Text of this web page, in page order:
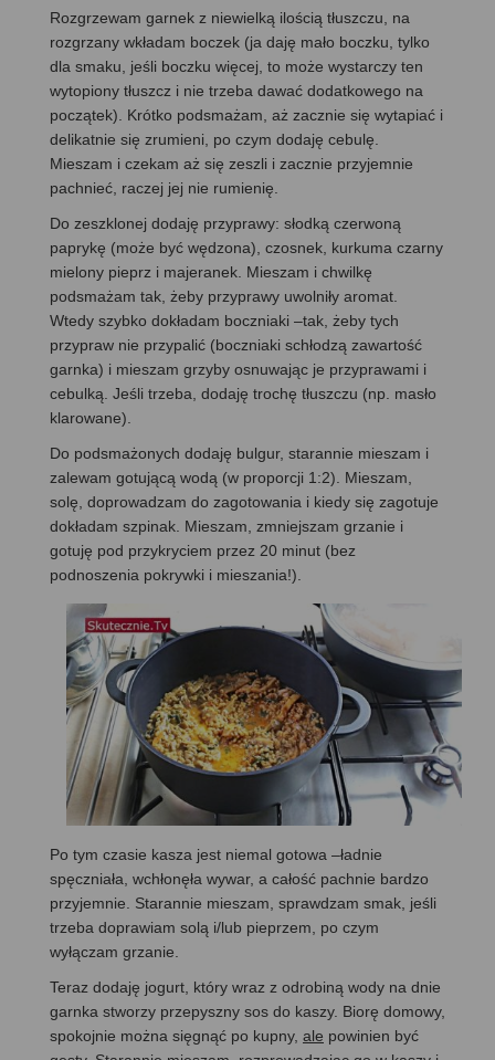
Rozgrzewam garnek z niewielką ilością tłuszczu, na
rozgrzany wkładam boczek (ja daję mało boczku, tylko
dla smaku, jeśli boczku więcej, to może wystarczy ten
wytopiony tłuszcz i nie trzeba dawać dodatkowego na
początek). Krótko podsmażam, aż zacznie się wytapiać i
delikatnie się zrumieni, po czym dodaję cebulę.
Mieszam i czekam aż się zeszli i zacznie przyjemnie
pachnieć, raczej jej nie rumienię.
Do zeszklonej dodaję przyprawy: słodką czerwoną
paprykę (może być wędzona), czosnek, kurkuma czarny
mielony pieprz i majeranek. Mieszam i chwilkę
podsmażam tak, żeby przyprawy uwolniły aromat.
Wtedy szybko dokładam boczniaki –tak, żeby tych
przypraw nie przypalić (boczniaki schłodzą zawartość
garnka) i mieszam grzyby osnuwając je przyprawami i
cebulką. Jeśli trzeba, dodaję trochę tłuszczu (np. masło
klarowane).
Do podsmażonych dodaję bulgur, starannie mieszam i
zalewam gotującą wodą (w proporcji 1:2). Mieszam,
solę, doprowadzam do zagotowania i kiedy się zagotuje
dokładam szpinak. Mieszam, zmniejszam grzanie i
gotuję pod przykryciem przez 20 minut (bez
podnoszenia pokrywki i mieszania!).
Po tym czasie kasza jest niemal gotowa –ładnie
spęczniała, wchłonęła wywar, a całość pachnie bardzo
przyjemnie. Starannie mieszam, sprawdzam smak, jeśli
trzeba doprawiam solą i/lub pieprzem, po czym
wyłączam grzanie.
Teraz dodaję jogurt, który wraz z odrobiną wody na dnie
garnka stworzy przepyszny sos do kaszy. Biorę domowy,
spokojnie można sięgnąć po kupny, ale powinien być